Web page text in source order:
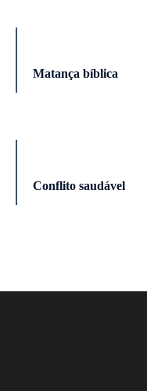
Matança bíblica
Conflito saudável